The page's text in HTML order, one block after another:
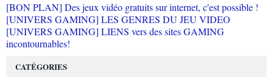
[BON PLAN] Des jeux vidéo gratuits sur internet, c'est possible !
[UNIVERS GAMING] LES GENRES DU JEU VIDEO
[UNIVERS GAMING] LIENS vers des sites GAMING
incontournables!
CATÉGORIES